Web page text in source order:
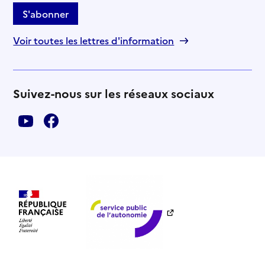
S'abonner
Voir toutes les lettres d'information
Suivez-nous sur les réseaux sociaux